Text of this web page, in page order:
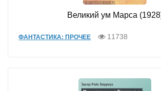
Великий ум Марса
ФАНТАСТИКА: ПРОЧЕЕ 11738